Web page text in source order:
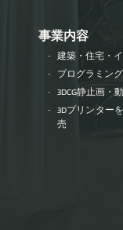
事業内容
建築・住宅・
プログラミン
3DCG静止画・
3Dプリンター
売